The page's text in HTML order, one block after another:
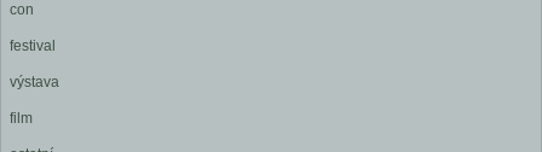
con
festival
výstava
film